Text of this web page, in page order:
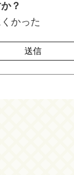
？
かった
送信